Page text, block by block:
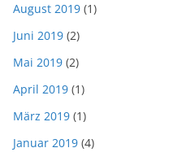
August 2019 (1)
Juni 2019 (2)
Mai 2019 (2)
April 2019 (1)
März 2019 (1)
Januar 2019 (4)